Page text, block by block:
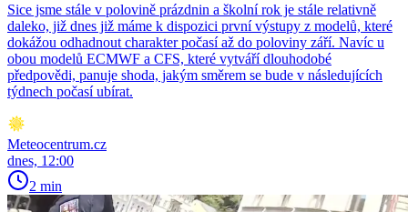
Sice jsme stále v polovině prázdnin a školní rok je stále relativně
daleko, již dnes již máme k dispozici první výstupy z modelů, které
dokážou odhadnout charakter počasí až do poloviny září. Navíc u
obou modelů ECMWF a CFS, které vytváří dlouhodobé
předpovědi, panuje shoda, jakým směrem se bude v následujících
týdnech počasí ubírat.
Meteocentrum.cz
dnes, 12:00
2 min